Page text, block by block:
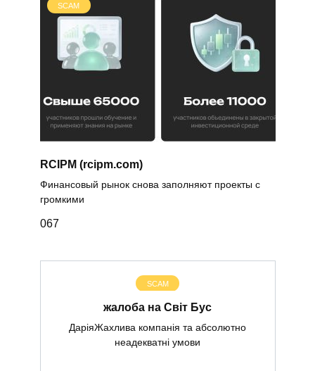
SCAM
RCIPM (rcipm.com)
Финансовый рынок снова заполняют проекты с
громкими
067
SCAM
жалоба на Світ Бус
ДаріяЖахлива компанія та абсолютно
неадекватні умови